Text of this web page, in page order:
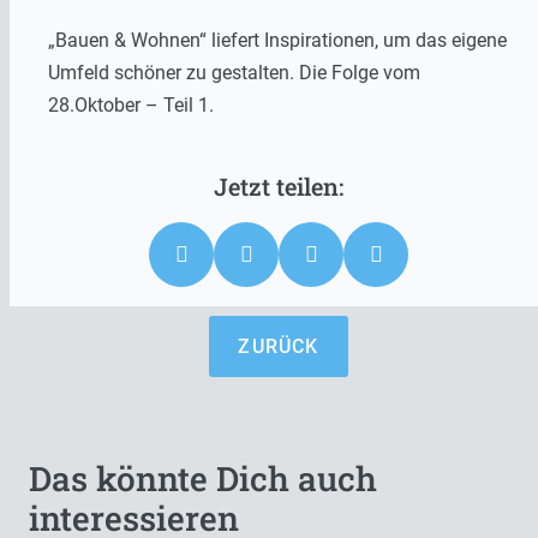
„Bauen & Wohnen“ liefert Inspirationen, um das eigene
Umfeld schöner zu gestalten. Die Folge vom
28.Oktober – Teil 1.
ZURÜCK
Das könnte Dich auch
interessieren